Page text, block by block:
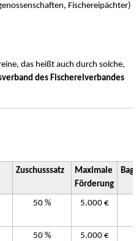
Fischereipächter)
das heißt auch durch solche,
des Fischereiverbandes
Zuschusssatz
Maximale
Förderung
50 % 5.000 €
50 % 5.000 €